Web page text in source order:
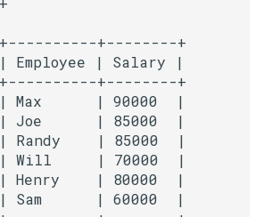
遍历序
值的路
链表
访问都
串
+--------+
Employee | Salary |
+--------+
| 90000  |
| 85000  |
| 85000  |
| 70000  |
| 80000  |
| 60000  |